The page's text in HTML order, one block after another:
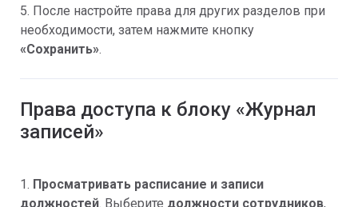
5. После настройте права для других разделов при
необходимости, затем нажмите кнопку
«Сохранить».
Права доступа к блоку «Журнал
записей»
1. Просматривать расписание и записи
должностей. Выберите должности сотрудников,